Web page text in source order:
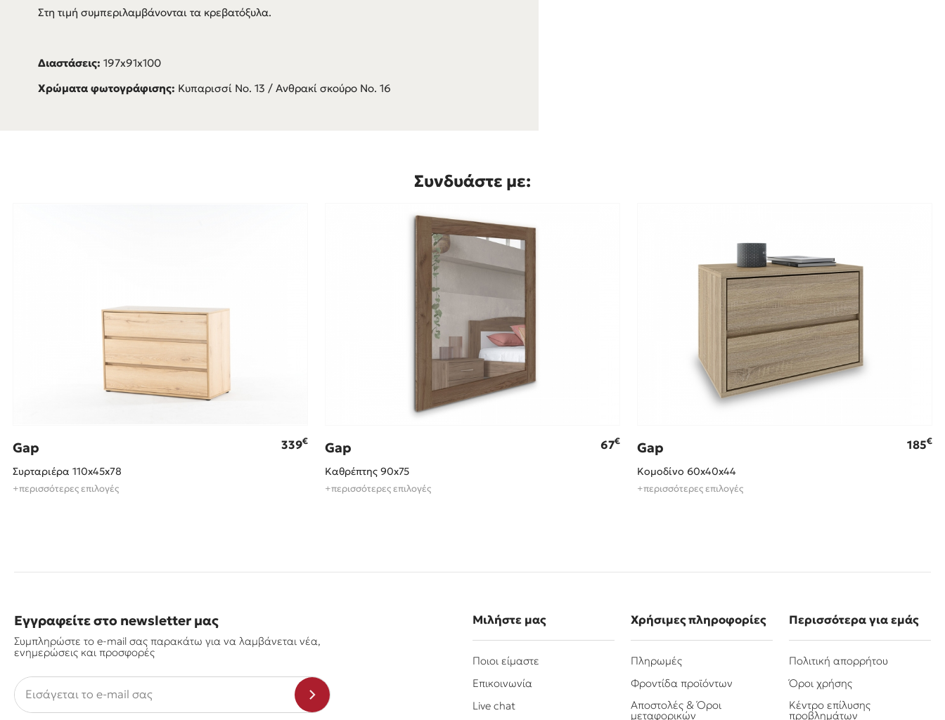
Στη τιμή συμπεριλαμβάνονται τα κρεβατόξυλα.
Διαστάσεις: 197x91x100
Χρώματα φωτογράφισης: Κυπαρισσί Νο. 13 / Ανθρακί σκούρο Νο. 16
Συνδυάστε με:
Gap 339€
Συρταριέρα 110x45x78
+περισσότερες επιλογές
Gap 67€
Καθρέπτης 90x75
+περισσότερες επιλογές
Gap 185€
Κομοδίνο 60x40x44
+περισσότερες επιλογές
Εγγραφείτε στο newsletter μας
Συμπληρώστε το e-mail σας παρακάτω για να λαμβάνεται νέα,
ενημερώσεις και προσφορές
Μιλήστε μας
Ποιοι είμαστε
Επικοινωνία
Live chat
Χρήσιμες πληροφορίες
Πληρωμές
Φροντίδα προϊόντων
Αποστολές & Όροι
μεταφορικών
Περισσότερα για εμάς
Πολιτική απορρήτου
Όροι χρήσης
Κέντρο επίλυσης
προβλημάτων